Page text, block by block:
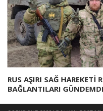
RUS AŞIRI SAĞ HAREKETİ
BAĞLANTILARI